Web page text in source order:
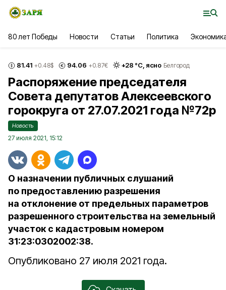
80 лет Победы Новости Статьи Политика
81.41 +0.48$ 94.06 +0.87€ +28 °С, ясно Белгород
Распоряжение председателя
Совета депутатов Алексеевского
горокруга от 27.07.2021 года №72р
Новость
27 июля 2021, 15:12
О назначении публичных слушаний
по предоставлению разрешения
на отклонение от предельных параметров
разрешенного строительства на земельный
участок с кадастровым номером
31:23:0302002:38.
Опубликовано 27 июля 2021 года.